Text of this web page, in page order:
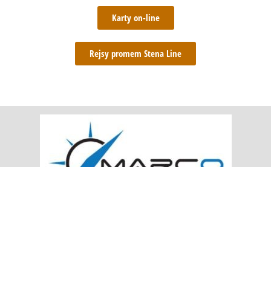
Karty on-line
Rejsy promem Stena Line